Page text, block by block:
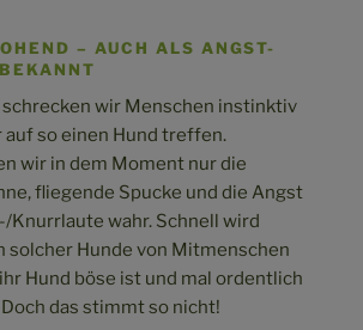
– AUCH ALS ANGST-
schrecken wir Menschen instinktiv
auf so einen Hund treffen.
wir in dem Moment nur die
fliegende Spucke und die Angst
Knurrlaute wahr. Schnell wird
solcher Hunde von Mitmenschen
Hund böse ist und mal ordentlich
das stimmt so nicht!